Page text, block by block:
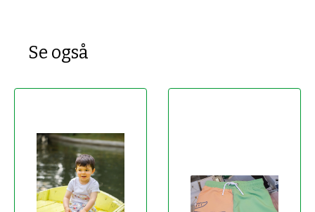
Se også